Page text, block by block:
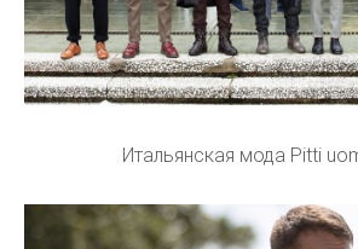
Итальянская мода Pitti